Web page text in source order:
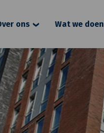
ons Wat we doen